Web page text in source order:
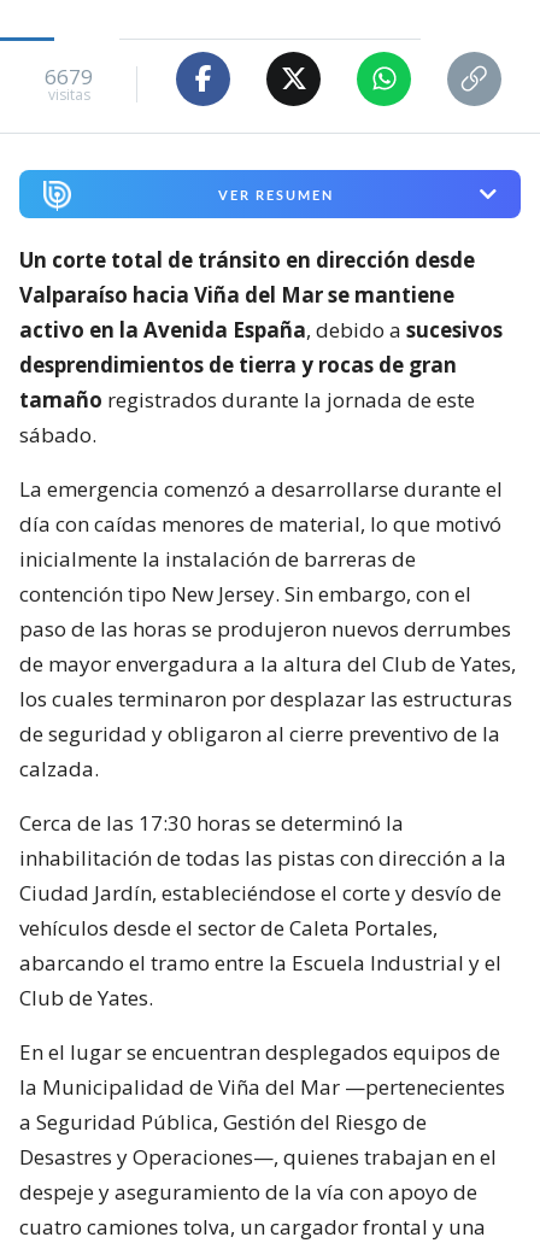
6679
visitas
VER RESUMEN
Un corte total de tránsito en dirección desde
Valparaíso hacia Viña del Mar se mantiene
activo en la Avenida España, debido a sucesivos
desprendimientos de tierra y rocas de gran
tamaño registrados durante la jornada de este
sábado.
La emergencia comenzó a desarrollarse durante el
día con caídas menores de material, lo que motivó
inicialmente la instalación de barreras de
contención tipo New Jersey. Sin embargo, con el
paso de las horas se produjeron nuevos derrumbes
de mayor envergadura a la altura del Club de Yates,
los cuales terminaron por desplazar las estructuras
de seguridad y obligaron al cierre preventivo de la
calzada.
Cerca de las 17:30 horas se determinó la
inhabilitación de todas las pistas con dirección a la
Ciudad Jardín, estableciéndose el corte y desvío de
vehículos desde el sector de Caleta Portales,
abarcando el tramo entre la Escuela Industrial y el
Club de Yates.
En el lugar se encuentran desplegados equipos de
la Municipalidad de Viña del Mar —pertenecientes
a Seguridad Pública, Gestión del Riesgo de
Desastres y Operaciones—, quienes trabajan en el
despeje y aseguramiento de la vía con apoyo de
cuatro camiones tolva, un cargador frontal y una